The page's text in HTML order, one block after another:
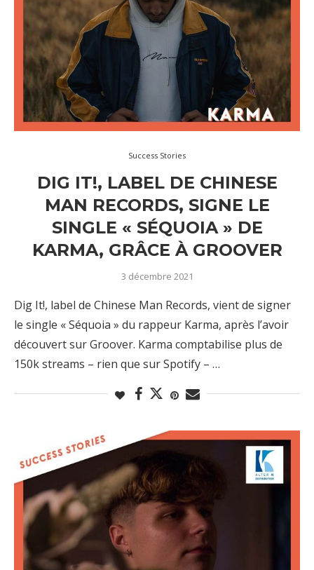
Success Stories
DIG IT!, LABEL DE CHINESE
MAN RECORDS, SIGNE LE
SINGLE « SÉQUOIA » DE
KARMA, GRÂCE À GROOVER
3 décembre 2021
Dig It!, label de Chinese Man Records, vient de signer
le single « Séquoia » du rappeur Karma, après l’avoir
découvert sur Groover. Karma comptabilise plus de
150k streams – rien que sur Spotify – …